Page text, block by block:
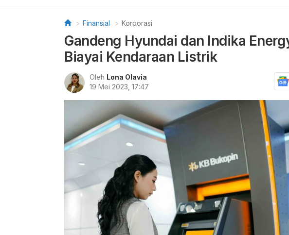
Finansial Korporasi
Gandeng Hyundai dan Indika
Biayai Kendaraan Listrik
Oleh Lona Olavia
19 Mei 2023, 17:47